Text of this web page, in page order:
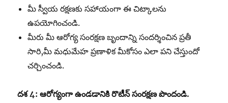
మీ స్వీయ రక్షణకు సహాయంగా ఈ చిట్కాలను
ఉపయోగించండి.
మీరు మీ ఆరోగ్య సంరక్షణ బృందాన్ని సందర్శించిన ప్రతీ
సారి,మీ మధుమేహ ప్రణాళిక మీకోసం ఎలా పని చేస్తుందో
చర్చించండి.
దశ4:ఆరోగ్యంగా ఉండడానికి రొటీన్ సంరక్షణ పొందండి.